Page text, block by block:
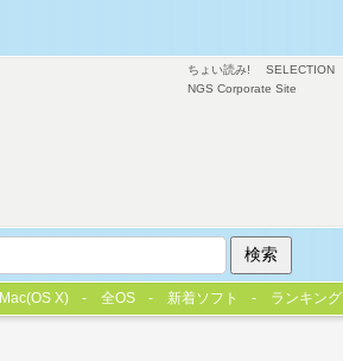
ちょい読み! SELECTION
NGS Corporate Site
Mac(OS X) 全OS 新着ソフト ランキング